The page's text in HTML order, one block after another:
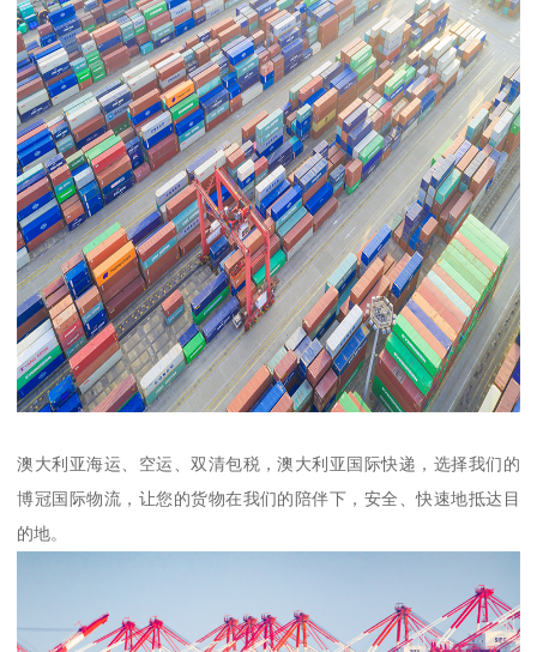
澳大利亚海运、空运、双清包税，澳大利亚国际快递，选择我们的
博冠国际物流，让您的货物在我们的陪伴下，安全、快速地抵达目
的地。